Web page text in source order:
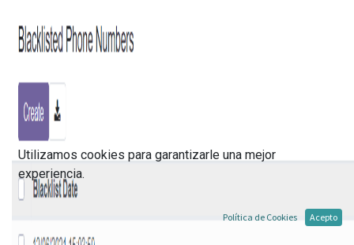
Utilizamos cookies para garantizarle una mejor
experiencia.
Política de Cookies Acepto